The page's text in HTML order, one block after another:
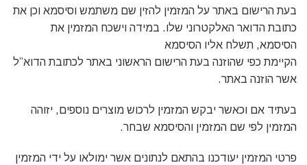
בעת הרישום באתר על המזמין להזין שם משתמש וסיסמא וכן את
כתובת הדואר האלקטרוני שלו. במידה וישכח המזמין את
הסיסמא, תשלח אליו הסיסמא
הקיימת כפי שהוזנה בעת הרישום הראשוני באתר לכתובת הדוא”ל
אשר הוזנה באתר.
בעתיד אם וכאשר יבקש המזמין לרכוש מוצרים נוספים, יזוהה
המזמין לפי שם המזמין והסיסמא שבחר.
פרטי המזמין יעודכנו בהתאם לנתונים אשר ימולאו על ידי המזמין